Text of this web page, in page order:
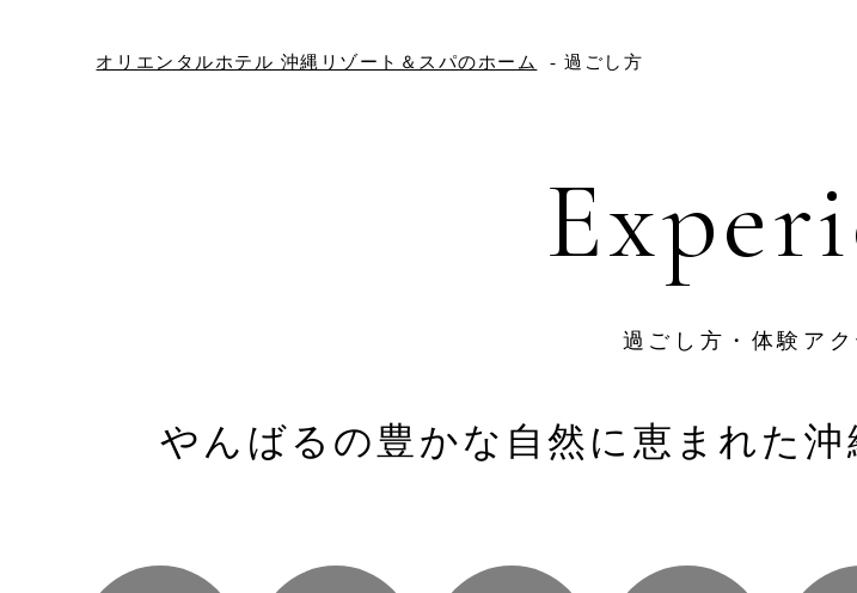
お問い合わせ
クラブルーム
ユニバーサルルーム
プール・施設案内 TOP
インドアプール
フィットネスジム
レストラン＆バー TOP
沖縄料理・しゃぶしゃぶ 琉紅華
琉球中華 琉華邦
宴会・会議 TOP
パーティー・ミーティングプラン
過ごし方 / 体験アクティビティ
ジャングリア沖縄
宿泊日を
Check in - check out date Number of guests per room
オリエンタルホテル 沖縄リゾート＆スパのホーム 過ごし方
過ごし方・体験アク
やんばるの豊かな自然に恵まれた